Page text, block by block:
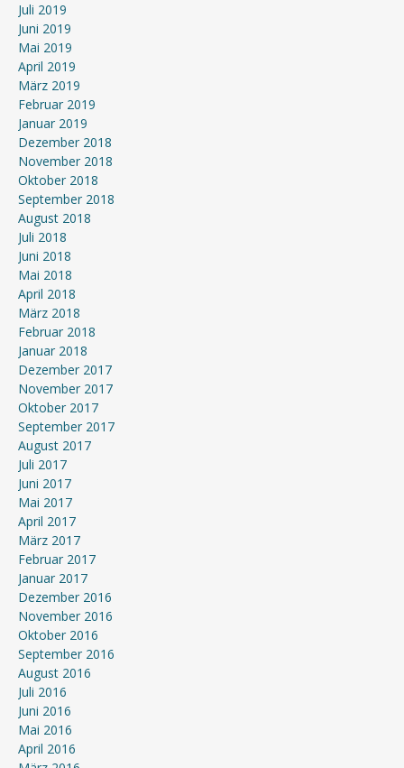
Juli 2019
Juni 2019
Mai 2019
April 2019
März 2019
Februar 2019
Januar 2019
Dezember 2018
November 2018
Oktober 2018
September 2018
August 2018
Juli 2018
Juni 2018
Mai 2018
April 2018
März 2018
Februar 2018
Januar 2018
Dezember 2017
November 2017
Oktober 2017
September 2017
August 2017
Juli 2017
Juni 2017
Mai 2017
April 2017
März 2017
Februar 2017
Januar 2017
Dezember 2016
November 2016
Oktober 2016
September 2016
August 2016
Juli 2016
Juni 2016
Mai 2016
April 2016